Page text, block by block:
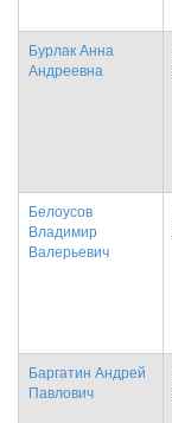
Бурлак Анна
Андреевна
Белоусов
Владимир
Валерьевич
Баргатин Андрей
Павлович